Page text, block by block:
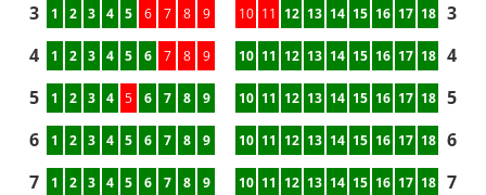
3
1 2 3 4 5 6 7 8 9 10 11 12 13 14 15 16 17 18
3
4
1 2 3 4 5 6 7 8 9 10 11 12 13 14 15 16 17 18
4
5
1 2 3 4 5 6 7 8 9 10 11 12 13 14 15 16 17 18
5
6
1 2 3 4 5 6 7 8 9 10 11 12 13 14 15 16 17 18
6
7
1 2 3 4 5 6 7 8 9 10 11 12 13 14 15 16 17 18
7